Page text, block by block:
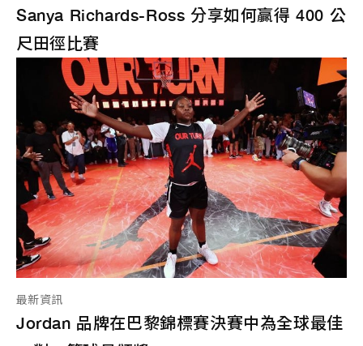
Sanya Richards-Ross 分享如何贏得 400 公
尺田徑比賽
最新資訊
Jordan 品牌在巴黎錦標賽決賽中為全球最佳